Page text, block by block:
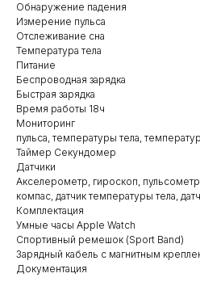
Обнаружение падения
Измерение пульса
Отслеживание сна
Температура тела
Питание
Беспроводная зарядка
Быстрая зарядка
Время работы 18ч
Мониторинг
пульса, температуры тела,
Таймер Секундомер
Датчики
Акселерометр, гироскоп,
компас, датчик температуры тела,
Комплектация
Умные часы Apple Watch
Спортивный ремешок (Sport Band)
Зарядный кабель с магнитным
Документация